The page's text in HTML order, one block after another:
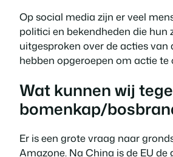
Op social media zijn er veel
politici en bekendheden die hun
uitgesproken over de acties van
hebben opgeroepen om actie te
Wat kunnen wij
bomenkap/
Er is een grote vraag naar
Amazone. Na China is de EU de